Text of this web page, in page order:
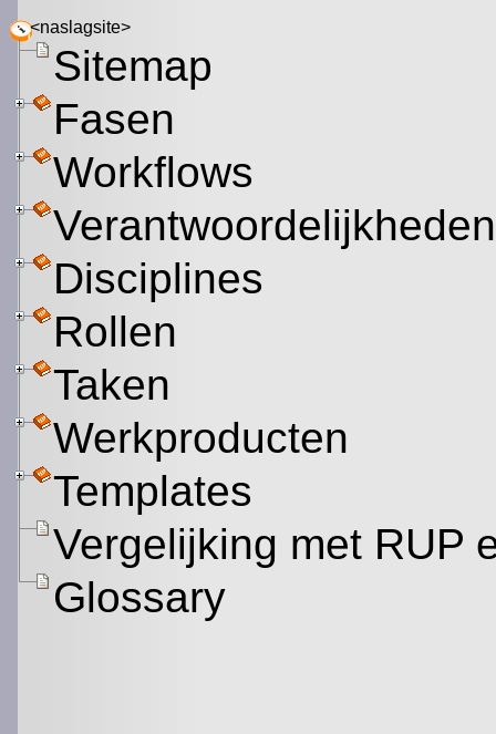
<naslagsite>
Sitemap
Fasen
Workflows
Verantwoordelijkheden
Disciplines
Rollen
Taken
Werkproducten
Templates
Vergelijking met RUP
Glossary